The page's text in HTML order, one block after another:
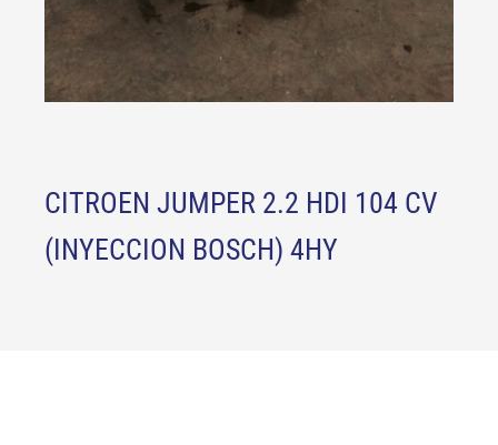
CITROEN JUMPER 2.2 HDI 104 CV
(INYECCION BOSCH) 4HY